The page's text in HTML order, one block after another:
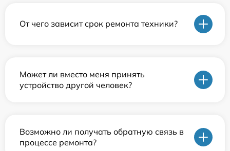
От чего зависит срок ремонта техники?
Может ли вместо меня принять
устройство другой человек?
Возможно ли получать обратную связь в
процессе ремонта?